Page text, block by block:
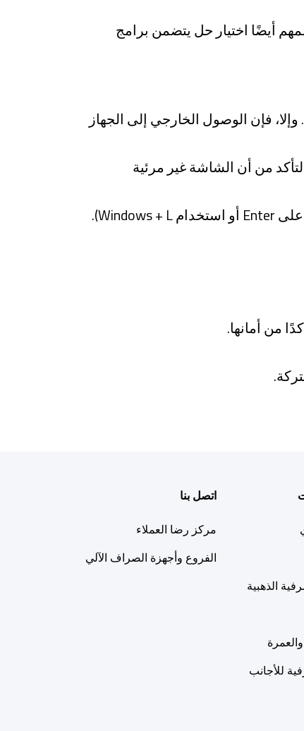
أيضًا اختيار حل يتضمن برامج
فإن الوصول الخارجي إلى الجهاز
من أن الشاشة غير مرئية
من أمانها.
الذهبية
للأجانب
اتصل بنا
مركز رضا العملاء
الفروع وأجهزة الصراف الآلي